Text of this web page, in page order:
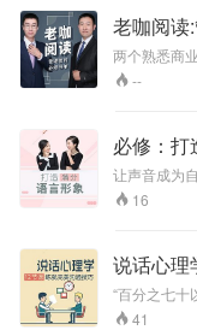
案例带你找
满足感，从
老咖阅读
两个熟悉商
验，广阔的
解的方方面面
--
必修：打
让声音成为
16
说话心理
巧
“百分之七十
为他们不具
41